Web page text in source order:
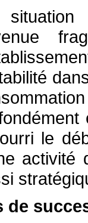
le
activité
de